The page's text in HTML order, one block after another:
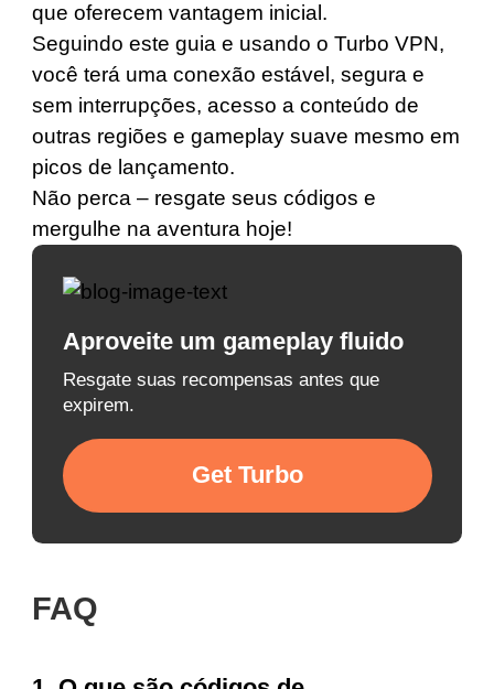
que oferecem vantagem inicial.
Seguindo este guia e usando o Turbo VPN,
você terá uma conexão estável, segura e
sem interrupções, acesso a conteúdo de
outras regiões e gameplay suave mesmo em
picos de lançamento.
Não perca – resgate seus códigos e
mergulhe na aventura hoje!
Aproveite um gameplay fluido
Resgate suas recompensas antes que
expirem.
Get Turbo
FAQ